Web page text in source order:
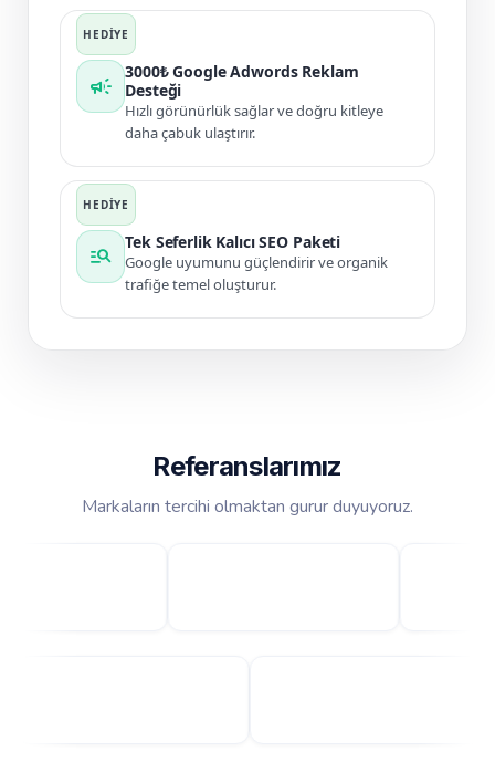
campaign
3000₺ Google Adwords Reklam
Desteği
Hızlı görünürlük sağlar ve doğru kitleye
daha çabuk ulaştırır.
manage_search
Tek Seferlik Kalıcı SEO Paketi
Google uyumunu güçlendirir ve organik
trafiğe temel oluşturur.
Referanslarımız
Markaların tercihi olmaktan gurur duyuyoruz.